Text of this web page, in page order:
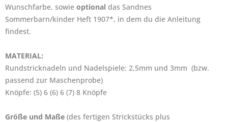
Wunschfarbe, sowie optional das Sandnes
Sommerbarn/kinder Heft 1907*, in dem du die Anleitung
findest.
MATERIAL:
Rundstricknadeln und Nadelspiele: 2,5mm und 3mm (bzw.
passend zur Maschenprobe)
Knöpfe: (5) 6 (6) 6 (7) 8 Knöpfe
Größe und Maße (des fertigen Strickstücks plus